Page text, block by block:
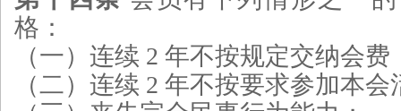
格：
（一）连续 2 年不按规定交纳会费
（二）连续 2 年不按要求参加本会